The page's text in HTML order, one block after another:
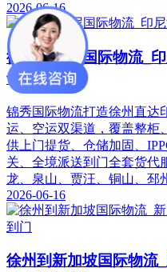
2026-06-16
徐州到印尼国际物流_
专线运输
锦秀国际物流打造徐州直达
运、空运双渠道，覆盖整柜
供上门提货、仓储加固、
关、全境派送到门全套货代
龙、泉山、贾汪、铜山、邳
2026-06-16
徐州到新加坡国际物流